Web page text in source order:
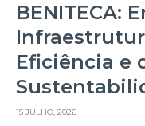
BENITECA:
Eficiência e
15 JULHO, 2026